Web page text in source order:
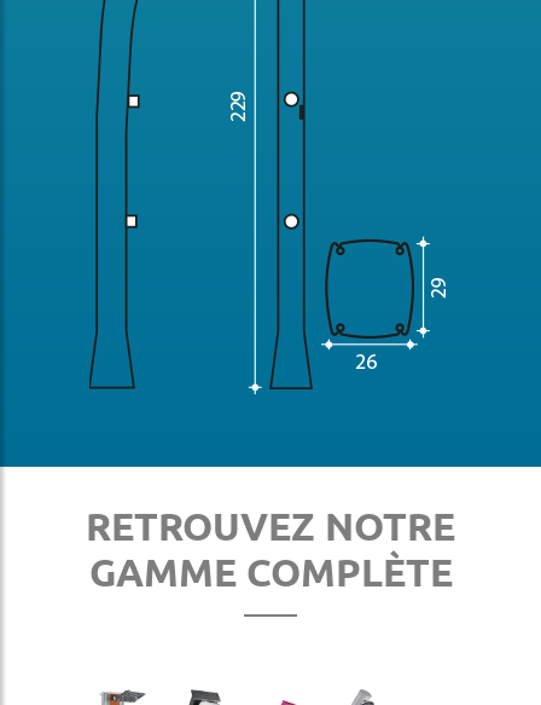
RETROUVEZ NOTRE
GAMME COMPLÈTE